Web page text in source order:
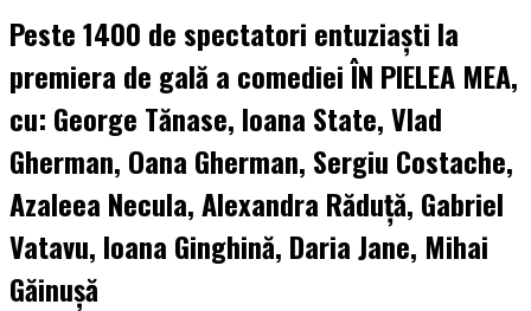
Peste 1400 de spectatori entuziaști la
premiera de gală a comediei ÎN PIELEA MEA,
cu: George Tănase, Ioana State, Vlad
Gherman, Oana Gherman, Sergiu Costache,
Azaleea Necula, Alexandra Răduță, Gabriel
Vatavu, Ioana Ginghină, Daria Jane, Mihai
Găinușă